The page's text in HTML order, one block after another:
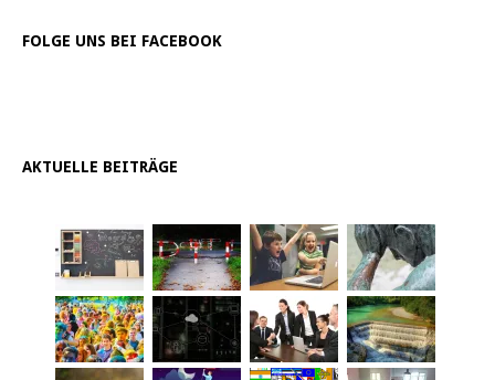
FOLGE UNS BEI FACEBOOK
AKTUELLE BEITRÄGE